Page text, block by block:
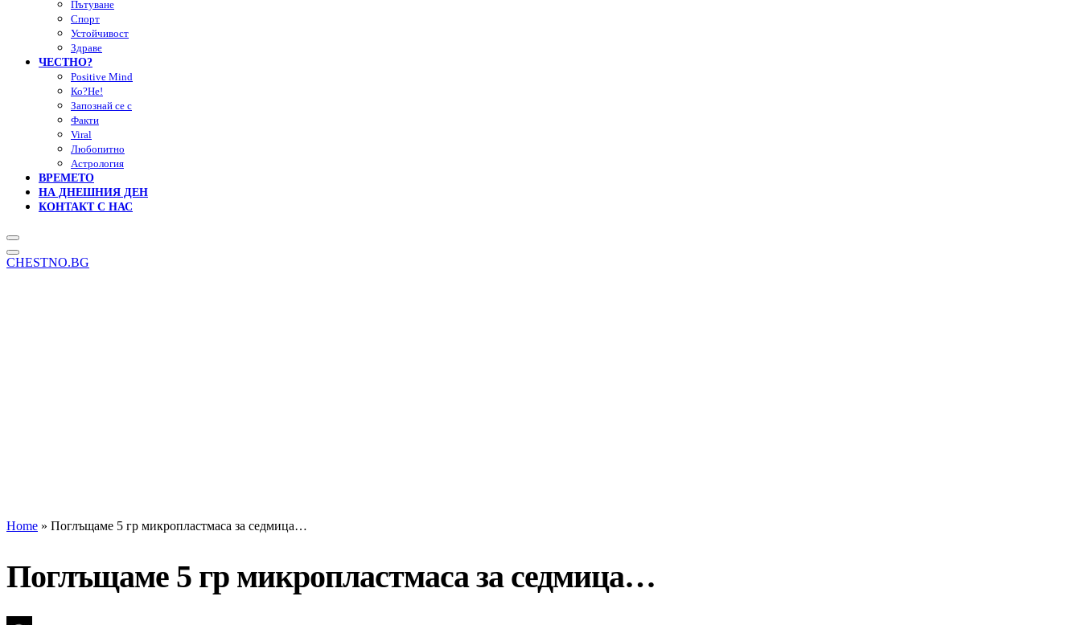
Пътуване
Спорт
Устойчивост
Здраве
ЧЕСТНО?
Positive Mind
Ко?Не!
Запознай се с
Факти
Viral
Любопитно
Астрология
ВРЕМЕТО
НА ДНЕШНИЯ ДЕН
КОНТАКТ С НАС
CHESTNO.BG
Home » Поглъщаме 5 гр микропластмаса за седмица…
Поглъщаме 5 гр микропластмаса за седмица…